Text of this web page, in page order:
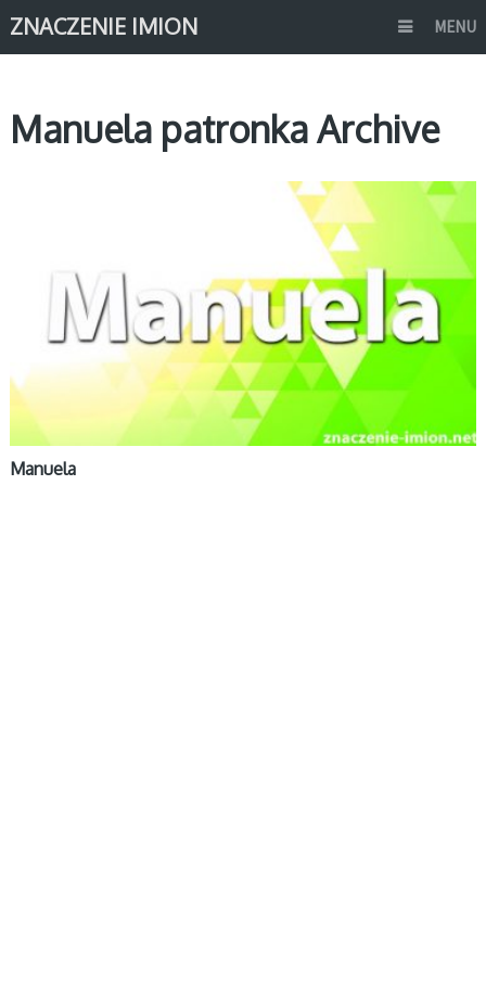
ZNACZENIE IMION MENU
Manuela patronka Archive
Manuela